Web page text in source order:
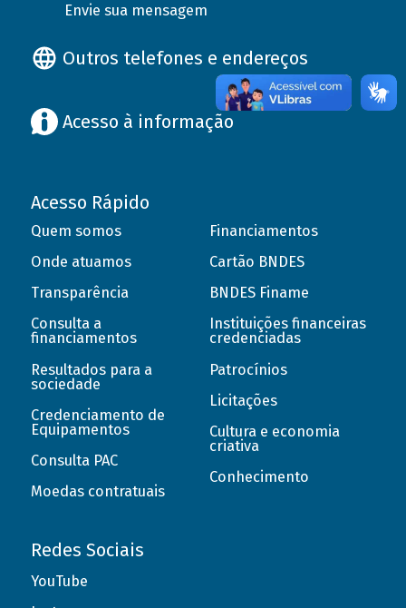
Envie sua mensagem
Outros telefones e endereços
Acesso à informação
Acesso Rápido
Quem somos
Onde atuamos
Transparência
Consulta a
financiamentos
Resultados para a
sociedade
Credenciamento de
Equipamentos
Consulta PAC
Moedas contratuais
Financiamentos
Cartão BNDES
BNDES Finame
Instituições financeiras
credenciadas
Patrocínios
Licitações
Cultura e economia
criativa
Conhecimento
Redes Sociais
YouTube